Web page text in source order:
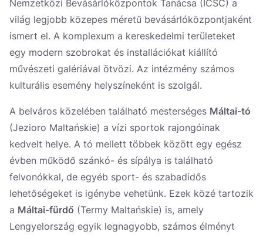
Nemzetközi Bevásárlóközpontok Tanácsa (ICSC) a
világ legjobb közepes méretű bevásárlóközpontjaként
ismert el. A komplexum a kereskedelmi területeket
egy modern szobrokat és installációkat kiállító
művészeti galériával ötvözi. Az intézmény számos
kulturális esemény helyszíneként is szolgál.
A belváros közelében található mesterséges Máltai-tó
(Jezioro Maltańskie) a vízi sportok rajongóinak
kedvelt helye. A tó mellett többek között egy egész
évben működő szánkó- és sípálya is található
felvonókkal, de egyéb sport- és szabadidős
lehetőségeket is igénybe vehetünk. Ezek közé tartozik
a Máltai-fürdő (Termy Maltańskie) is, amely
Lengyelország egyik legnagyobb, számos élményt